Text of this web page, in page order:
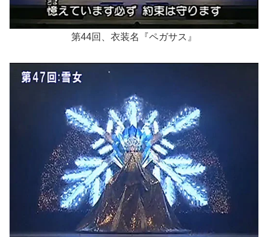
第44回、衣装名『ペガサス』